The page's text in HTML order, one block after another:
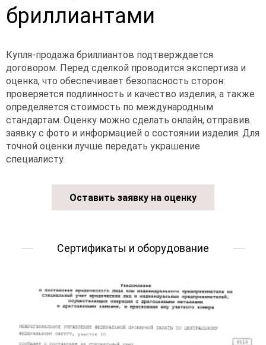
бриллиантами
Купля-продажа бриллиантов подтверждается
договором. Перед сделкой проводится экспертиза и
оценка, что обеспечивает безопасность сторон:
проверяется подлинность и качество изделия, а также
определяется стоимость по международным
стандартам. Оценку можно сделать онлайн, отправив
заявку с фото и информацией о состоянии изделия. Для
точной оценки лучше передать украшение
специалисту.
Оставить заявку на оценку
Сертификаты и оборудование